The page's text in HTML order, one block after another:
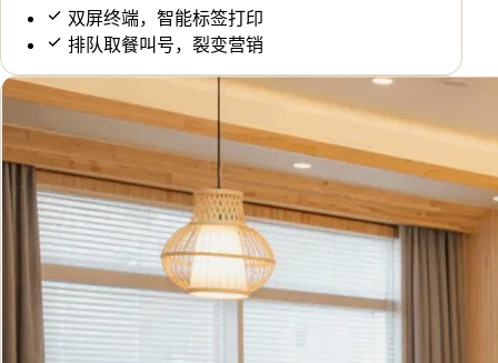
双屏终端，智能标签打印
排队取餐叫号，裂变营销